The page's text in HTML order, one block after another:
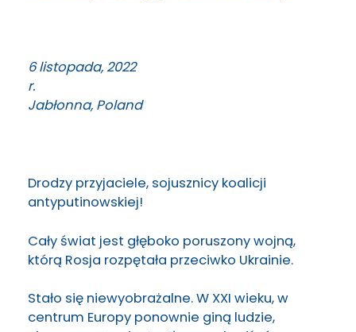
6 listopada, 2022
r.
Jabłonna, Poland
Drodzy przyjaciele, sojusznicy koalicji
antyputinowskiej!
Cały świat jest głęboko poruszony wojną,
którą Rosja rozpętała przeciwko Ukrainie.
Stało się niewyobrażalne. W XXI wieku, w
centrum Europy ponownie giną ludzie,